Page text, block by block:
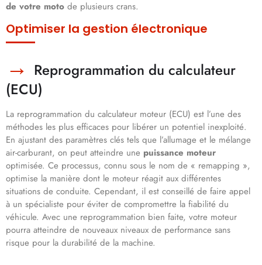
de votre moto de plusieurs crans.
Optimiser la gestion électronique
Reprogrammation du calculateur
(ECU)
La reprogrammation du calculateur moteur (ECU) est l’une des
méthodes les plus efficaces pour libérer un potentiel inexploité.
En ajustant des paramètres clés tels que l’allumage et le mélange
air-carburant, on peut atteindre une puissance moteur
optimisée. Ce processus, connu sous le nom de « remapping »,
optimise la manière dont le moteur réagit aux différentes
situations de conduite. Cependant, il est conseillé de faire appel
à un spécialiste pour éviter de compromettre la fiabilité du
véhicule. Avec une reprogrammation bien faite, votre moteur
pourra atteindre de nouveaux niveaux de performance sans
risque pour la durabilité de la machine.